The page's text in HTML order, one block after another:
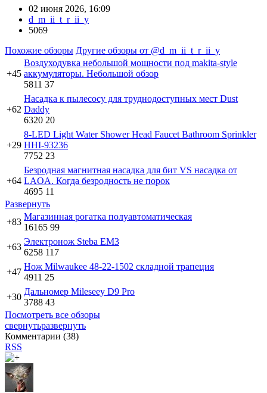
02 июня 2026, 16:09
d_m_ii_t_r_ii_y
5069
Похожие обзоры Другие обзоры от @d_m_ii_t_r_ii_y
+45
Воздуходувка небольшой мощности под makita-style
аккумуляторы. Небольшой обзор
5811 37
+62
Насадка к пылесосу для труднодоступных мест Dust
Daddy
6320 20
+29
8-LED Light Water Shower Head Faucet Bathroom Sprinkler
HHI-93236
7752 23
+64
Безродная магнитная насадка для бит VS насадка от
LAOA. Когда безродность не порок
4695 11
Развернуть
+83
Магазинная рогатка полуавтоматическая
16165 99
+63
Электронож Steba EM3
6258 117
+47
Нож Milwaukee 48-22-1502 складной трапеция
4911 25
+30
Дальномер Mileseey D9 Pro
3788 43
Посмотреть все обзоры
свернутьразвернуть
Комментарии (38)
RSS